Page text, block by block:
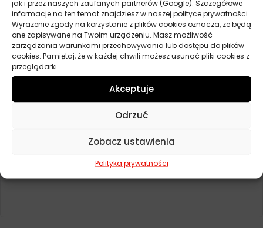
jak i przez naszych zaufanych partnerów (Google). Szczegółowe
informacje na ten temat znajdziesz w naszej polityce prywatności.
Wyrażenie zgody na korzystanie z plików cookies oznacza, że będą
one zapisywane na Twoim urządzeniu. Masz możliwość
zarządzania warunkami przechowywania lub dostępu do plików
cookies. Pamiętaj, że w każdej chwili możesz usunąć pliki cookies z
przeglądarki.
Akceptuje
Odrzuć
Zobacz ustawienia
Polityka prywatności
Opinie
Na razie nie ma opinii o produkcie.
Dodaj opinię
Twoja ocena